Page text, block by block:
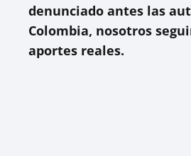
denunciado antes las
Colombia, nosotros
aportes reales.